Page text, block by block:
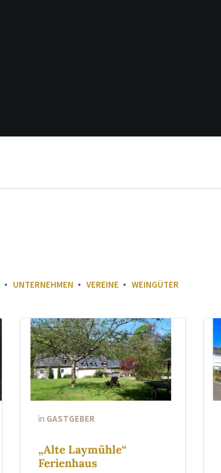
UNTERNEHMEN VEREINE WEINGÜTER
in GASTGEBER
„Alte Laymühle“
Ferienhaus